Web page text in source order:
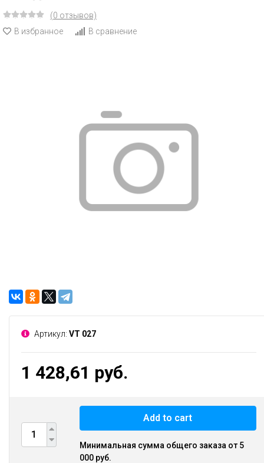
(0 отзывов)
В избранное
В сравнение
Артикул: VT 027
1 428,61 руб.
Add to cart
Минимальная сумма общего заказа от 5
000 руб.